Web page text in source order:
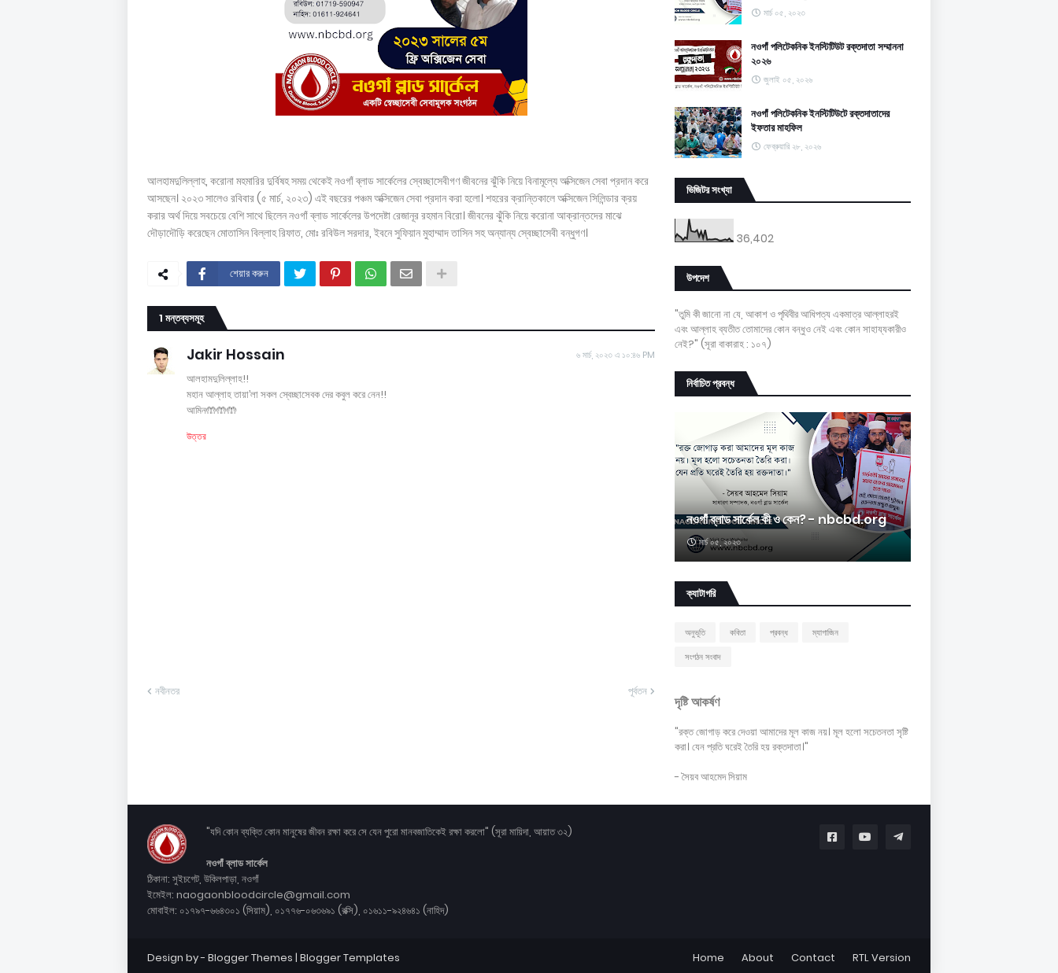
আলহামদুলিল্লাহ, করোনা মহমারির দুর্বিষহ সময় থেকেই নওগাঁ ব্লাড সার্কেলের স্বেচ্ছাসেবীগণ জীবনের ঝুঁকি নিয়ে বিনামূল্যে অক্সিজেন সেবা প্রদান করে
আসছেন। ২০২৩ সালেও রবিবার (৫ মার্চ, ২০২৩) এই বছরের পঞ্চম অক্সিজেন সেবা প্রদান করা হলো। শহরের ক্রান্তিকালে অক্সিজেন সিলিন্ডার ক্রয়
করার অর্থ দিয়ে সবচেয়ে বেশি সাথে ছিলেন নওগাঁ ব্লাড সার্কেলের উপদেষ্টা রেজানূর রহমান বিরো। জীবনের ঝুঁকি নিয়ে করোনা আক্রান্তদের মাঝে
দৌড়াদৌড়ি করেছেন মোতাসিন বিল্লাহ রিফাত, মোঃ রবিউল সরদার, ইবনে সুফিয়ান মুহাম্মাদ তাসিন সহ অন্যান্য স্বেচ্ছাসেবী বন্ধুগণ।
শেয়ার করুন
1 মন্তব্যসমূহ
Jakir Hossain ৬ মার্চ, ২০২৩ এ ১০:৪৬ PM
আলহামদুলিল্লাহ!!
মহান আল্লাহ তায়া’লা সকল স্বেচ্ছাসেবক দের কবুল করে নেন!!
আমিন🤲🤲🤲
উত্তর
নবীনতর পূর্বতন
মার্চ ০৫, ২০২৩
নওগাঁ পলিটেকনিক ইনস্টিটিউট রক্তদাতা সম্মাননা
২০২৬
জুলাই ০৫, ২০২৬
নওগাঁ পলিটেকনিক ইনস্টিটিউটে রক্তদাতাদের
ইফতার মাহফিল
ফেব্রুয়ারি ২৮, ২০২৬
ভিজিটর সংখ্যা
36,402
উপদেশ
"তুমি কী জানো না যে, আকাশ ও পৃথিবীর আধিপত্য একমাত্র আল্লাহরই
এবং আল্লাহ ব্যতীত তোমাদের কোন বন্ধুও নেই এবং কোন সাহায্যকারীও
নেই?" (সূরা বাকারাহ : ১০৭)
নির্বাচিত প্রবন্ধ
নওগাঁ ব্লাড সার্কেল কী ও কেন? - nbcbd.org
মার্চ ০৫, ২০২৩
ক্যাটাগরি
অনুভূতি কবিতা প্রবন্ধ
ম্যাগাজিন
সংগঠন সংবাদ
দৃষ্টি আকর্ষণ
"রক্ত জোগাড় করে দেওয়া আমাদের মূল কাজ নয়। মূল হলো সচেতনতা সৃষ্টি
করা। যেন প্রতি ঘরেই তৈরি হয় রক্তদাতা।"
- সৈয়ব আহমেদ সিয়াম
"যদি কোন ব্যক্তি কোন মানুষের জীবন রক্ষা করে সে যেন পুরো মানবজাতিকেই রক্ষা করলো" (সূরা মায়িদা, আয়াত ৩২)
নওগাঁ ব্লাড সার্কেল
ঠিকানা: সুইচগেট, উকিলপাড়া, নওগাঁ
ইমেইল: naogaonbloodcircle@gmail.com
মোবাইল: ০১৭৯৭-৬৬৪৩০১ (সিয়াম), ০১৭৭৬-০৬৩৬৯১ (রক্সি), ০১৬১১-৯২৪৬৪১ (নাহিদ)
Design by - Blogger Themes | Blogger Templates Home About Contact RTL Version